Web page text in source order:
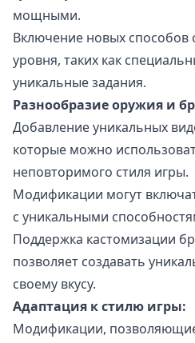
мощными.
Включение новых
уровня, таких как
уникальные задания.
Разнообразие оружия и
Добавление уникальных
которые можно
неповторимого стиля игры.
Модификации могут
с уникальными
Поддержка кастомизации
позволяет создавать
своему вкусу.
Адаптация к стилю игры:
Модификации,